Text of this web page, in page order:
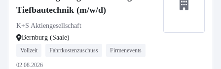
Tiefbautechnik (m/w/d)
K+S Aktiengesellschaft
Bernburg (Saale)
Vollzeit Fahrtkostenzuschuss Firmenevents
02.08.2026